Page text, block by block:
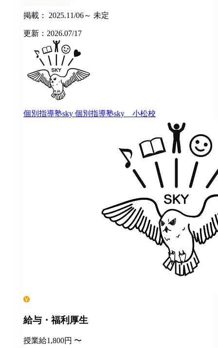
掲載： 2025.11/06～ 未定
更新：2026.07/17
個別指導塾sky 個別指導塾sky 小松校
給与・福利厚生
授業給1,800円 〜